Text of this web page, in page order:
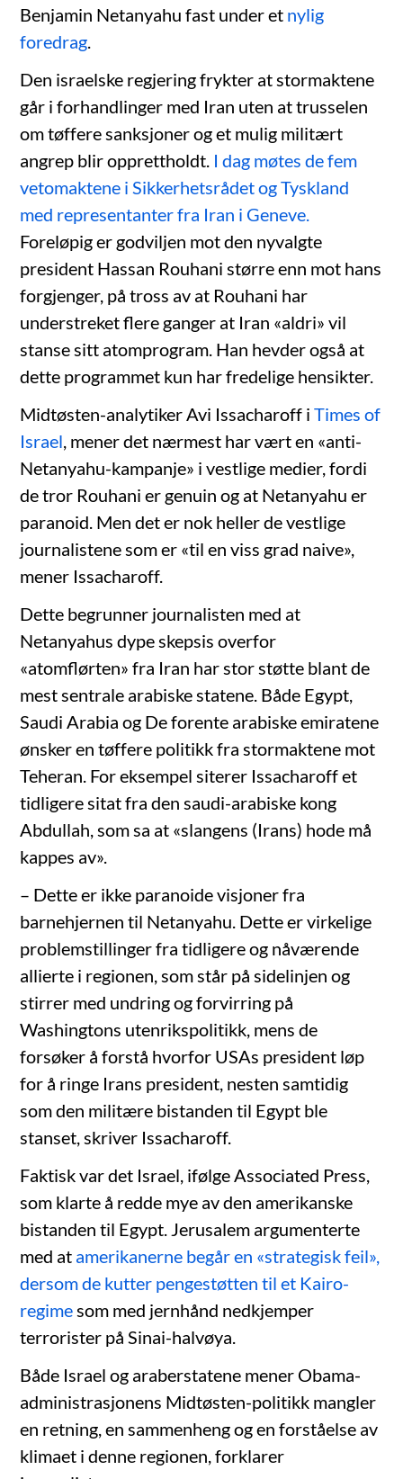
Benjamin Netanyahu fast under et nylig
foredrag.
Den israelske regjering frykter at stormaktene
går i forhandlinger med Iran uten at trusselen
om tøffere sanksjoner og et mulig militært
angrep blir opprettholdt. I dag møtes de fem
vetomaktene i Sikkerhetsrådet og Tyskland
med representanter fra Iran i Geneve.
Foreløpig er godviljen mot den nyvalgte
president Hassan Rouhani større enn mot hans
forgjenger, på tross av at Rouhani har
understreket flere ganger at Iran «aldri» vil
stanse sitt atomprogram. Han hevder også at
dette programmet kun har fredelige hensikter.
Midtøsten-analytiker Avi Issacharoff iTimes of
Israel, mener det nærmest har vært en «anti-
Netanyahu-kampanje» i vestlige medier, fordi
de tror Rouhani er genuin og at Netanyahu er
paranoid. Men det er nok heller de vestlige
journalistene som er «til en viss grad naive»,
mener Issacharoff.
Dette begrunner journalisten med at
Netanyahus dype skepsis overfor
«atomflørten» fra Iran har stor støtte blant de
mest sentrale arabiske statene. Både Egypt,
Saudi Arabia og De forente arabiske emiratene
ønsker en tøffere politikk fra stormaktene mot
Teheran. For eksempel siterer Issacharoff et
tidligere sitat fra den saudi-arabiske kong
Abdullah, som sa at «slangens (Irans) hode må
kappes av».
– Dette er ikke paranoide visjoner fra
barnehjernen til Netanyahu. Dette er virkelige
problemstillinger fra tidligere og nåværende
allierte i regionen, som står på sidelinjen og
stirrer med undring og forvirring på
Washingtons utenrikspolitikk, mens de
forsøker å forstå hvorfor USAs president løp
for å ringe Irans president, nesten samtidig
som den militære bistanden til Egypt ble
stanset, skriver Issacharoff.
Faktisk var det Israel, ifølge Associated Press,
som klarte å redde mye av den amerikanske
bistanden til Egypt. Jerusalem argumenterte
med at amerikanerne begår en «strategisk feil»,
dersom de kutter pengestøtten til et Kairo-
regimesom med jernhånd nedkjemper
terrorister på Sinai-halvøya.
Både Israel og araberstatene mener Obama-
administrasjonens Midtøsten-politikk mangler
en retning, en sammenheng og en forståelse av
klimaet i denne regionen, forklarer